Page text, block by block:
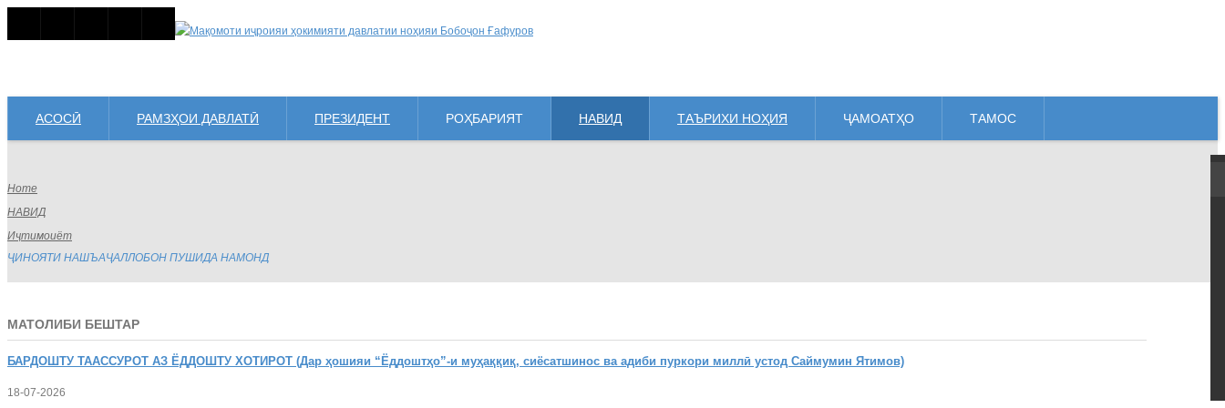
АСОСӢ РАМЗҲОИ ДАВЛАТӢ ПРЕЗИДЕНТ РОҲБАРИЯТ НАВИД ТАЪРИХИ НОҲИЯ ҶАМОАТҲО ТАМОС
Home
НАВИД
Иҷтимоиёт
ҶИНОЯТИ НАШЪАҶАЛЛОБОН ПУШИДА НАМОНД
МАТОЛИБИ БЕШТАР
БАРДОШТУ ТААССУРОТ АЗ ЁДДОШТУ ХОТИРОТ (Дар ҳошияи “Ёддоштҳо”-и муҳаққиқ, сиёсатшинос ва адиби пуркори миллӣ устод Саймумин Ятимов)
18-07-2026